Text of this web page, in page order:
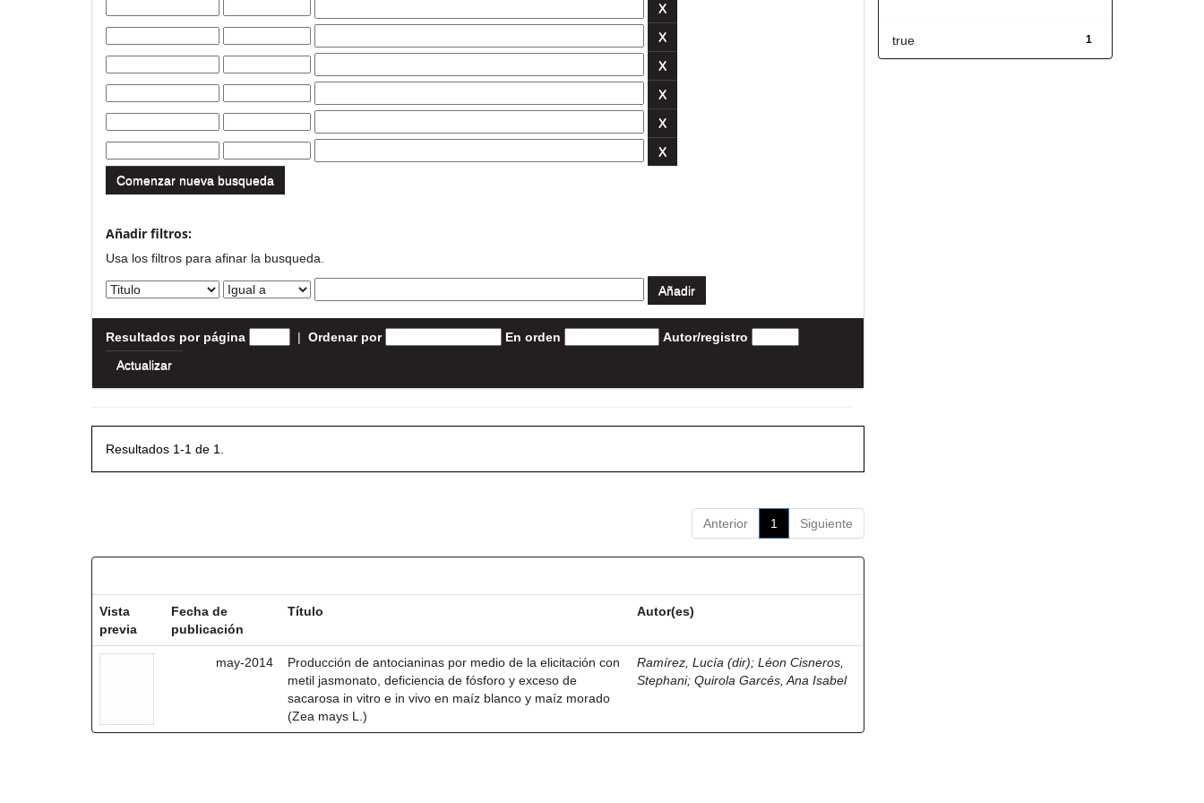
Comenzar nueva busqueda
Añadir filtros:
Usa los filtros para afinar la busqueda.
Resultados por página | Ordenar por En orden Autor/registro
Resultados 1-1 de 1.
Anterior 1 Siguiente
Vista
previa
Fecha de
publicación
Título Autor(es)
may-2014
Producción de antocianinas por medio de la elicitación con
metil jasmonato, deficiencia de fósforo y exceso de
sacarosa in vitro e in vivo en maíz blanco y maíz morado
(Zea mays L.)
Ramírez, Lucía (dir);Léon Cisneros,
Stephani;Quirola Garcés, Ana Isabel
1
true